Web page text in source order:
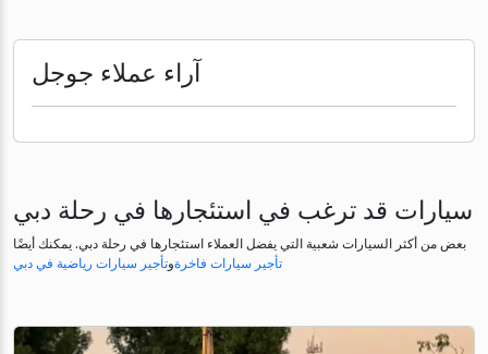
آراء عملاء جوجل
سيارات قد ترغب في استئجارها في رحلة دبي
بعض من أكثر السيارات شعبية التي يفضل العملاء استئجارها في رحلة دبي. يمكنك أيضًا
تأجير سيارات فاخرةوتأجير سيارات رياضية في دبي